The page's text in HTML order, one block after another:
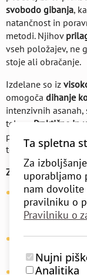
Ta spletna
Za
uporabljamo
nam dovolite
pravilniku o
Pravilniku o
Nujni
Analitika
svobodo gibanja,
natančnost in
metodi. Njihov
vseh položajev, ne
stoje ali obračanje.
Izdelane so iz
omogoča dihanje
intenzivnih asanah,
telesa. Praktične in
podnebjih, saj vam
temperaturo.
Zakaj izbrati naše
Funkcionalna
svobodo
prakso.
Dihanje kože:
kar je ključno
Tradicionalna